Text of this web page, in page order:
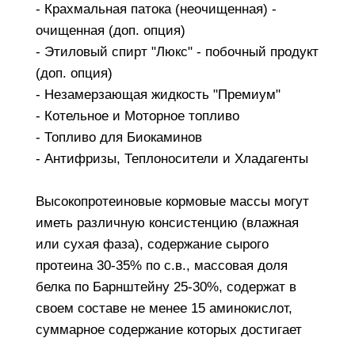
- Крахмальная патока (неочищенная) -
очищенная (доп. опция)
- Этиловый спирт "Люкс" - побочный продукт
(доп. опция)
- Незамерзающая жидкость "Премиум"
- Котельное и Моторное топливо
- Топливо для Биокаминов
- Антифризы, Теплоносители и Хладагенты
Высокопротеиновые кормовые массы могут
иметь различную консистенцию (влажная
или сухая фаза), содержание сырого
протеина 30-35% по с.в., массовая доля
белка по Барнштейну 25-30%, содержат в
своем составе не менее 15 аминокислот,
суммарное содержание которых достигает